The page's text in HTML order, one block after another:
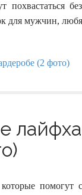
похвастаться
для мужчин,
помогут